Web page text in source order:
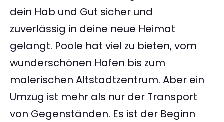
dein Hab und Gut sicher und
zuverlässig in deine neue Heimat
gelangt. Poole hat viel zu bieten, vom
wunderschönen Hafen bis zum
malerischen Altstadtzentrum. Aber ein
Umzug ist mehr als nur der Transport
von Gegenständen. Es ist der Beginn